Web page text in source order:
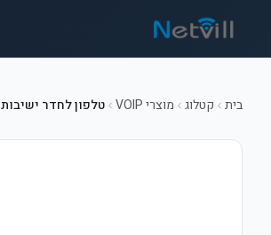
בית קטלוג מוצרי VOIP טלפון לחדר ישיבות 520 SNOM